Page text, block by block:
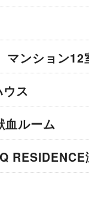
ンション12
ス
ルーム